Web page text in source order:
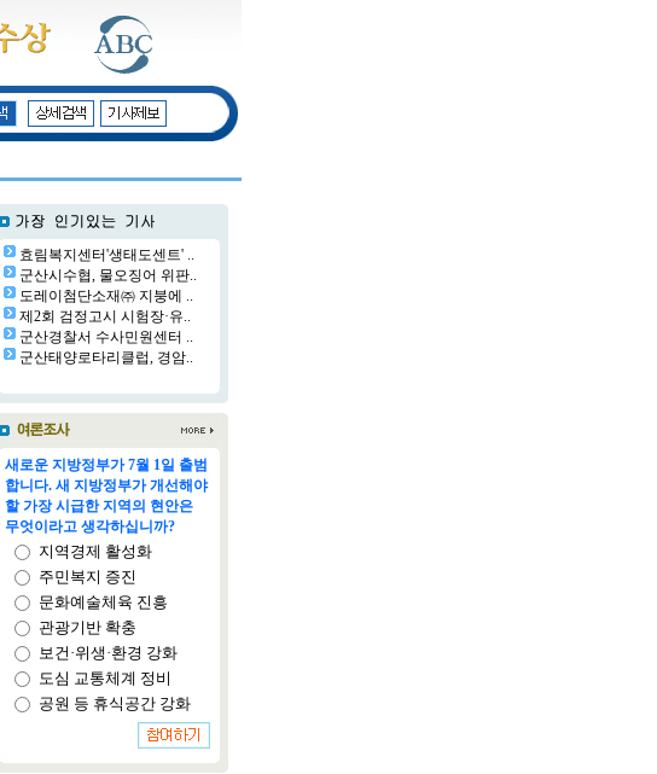
효림복지센터'생태도센트' ..
군산시수협, 물오징어 위판..
도레이첨단소재㈜ 지붕에 ..
제2회 검정고시 시험장·유..
군산경찰서 수사민원센터 ..
군산태양로타리클럽, 경암..
새로운 지방정부가 7월 1일 출범
합니다. 새 지방정부가 개선해야
할 가장 시급한 지역의 현안은
무엇이라고 생각하십니까?
지역경제 활성화
주민복지 증진
문화예술체육 진흥
관광기반 확충
보건·위생·환경 강화
도심 교통체계 정비
공원 등 휴식공간 강화